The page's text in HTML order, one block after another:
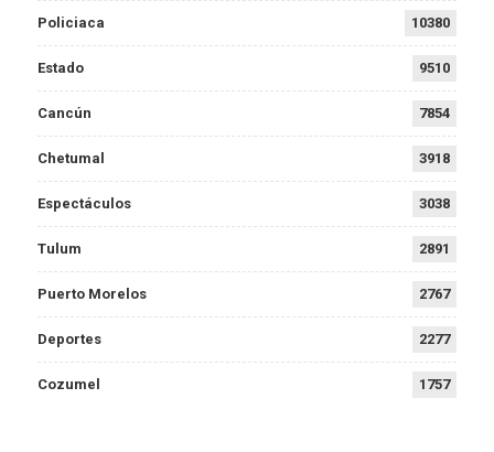
Policiaca 10380
Estado 9510
Cancún 7854
Chetumal 3918
Espectáculos 3038
Tulum 2891
Puerto Morelos 2767
Deportes 2277
Cozumel 1757